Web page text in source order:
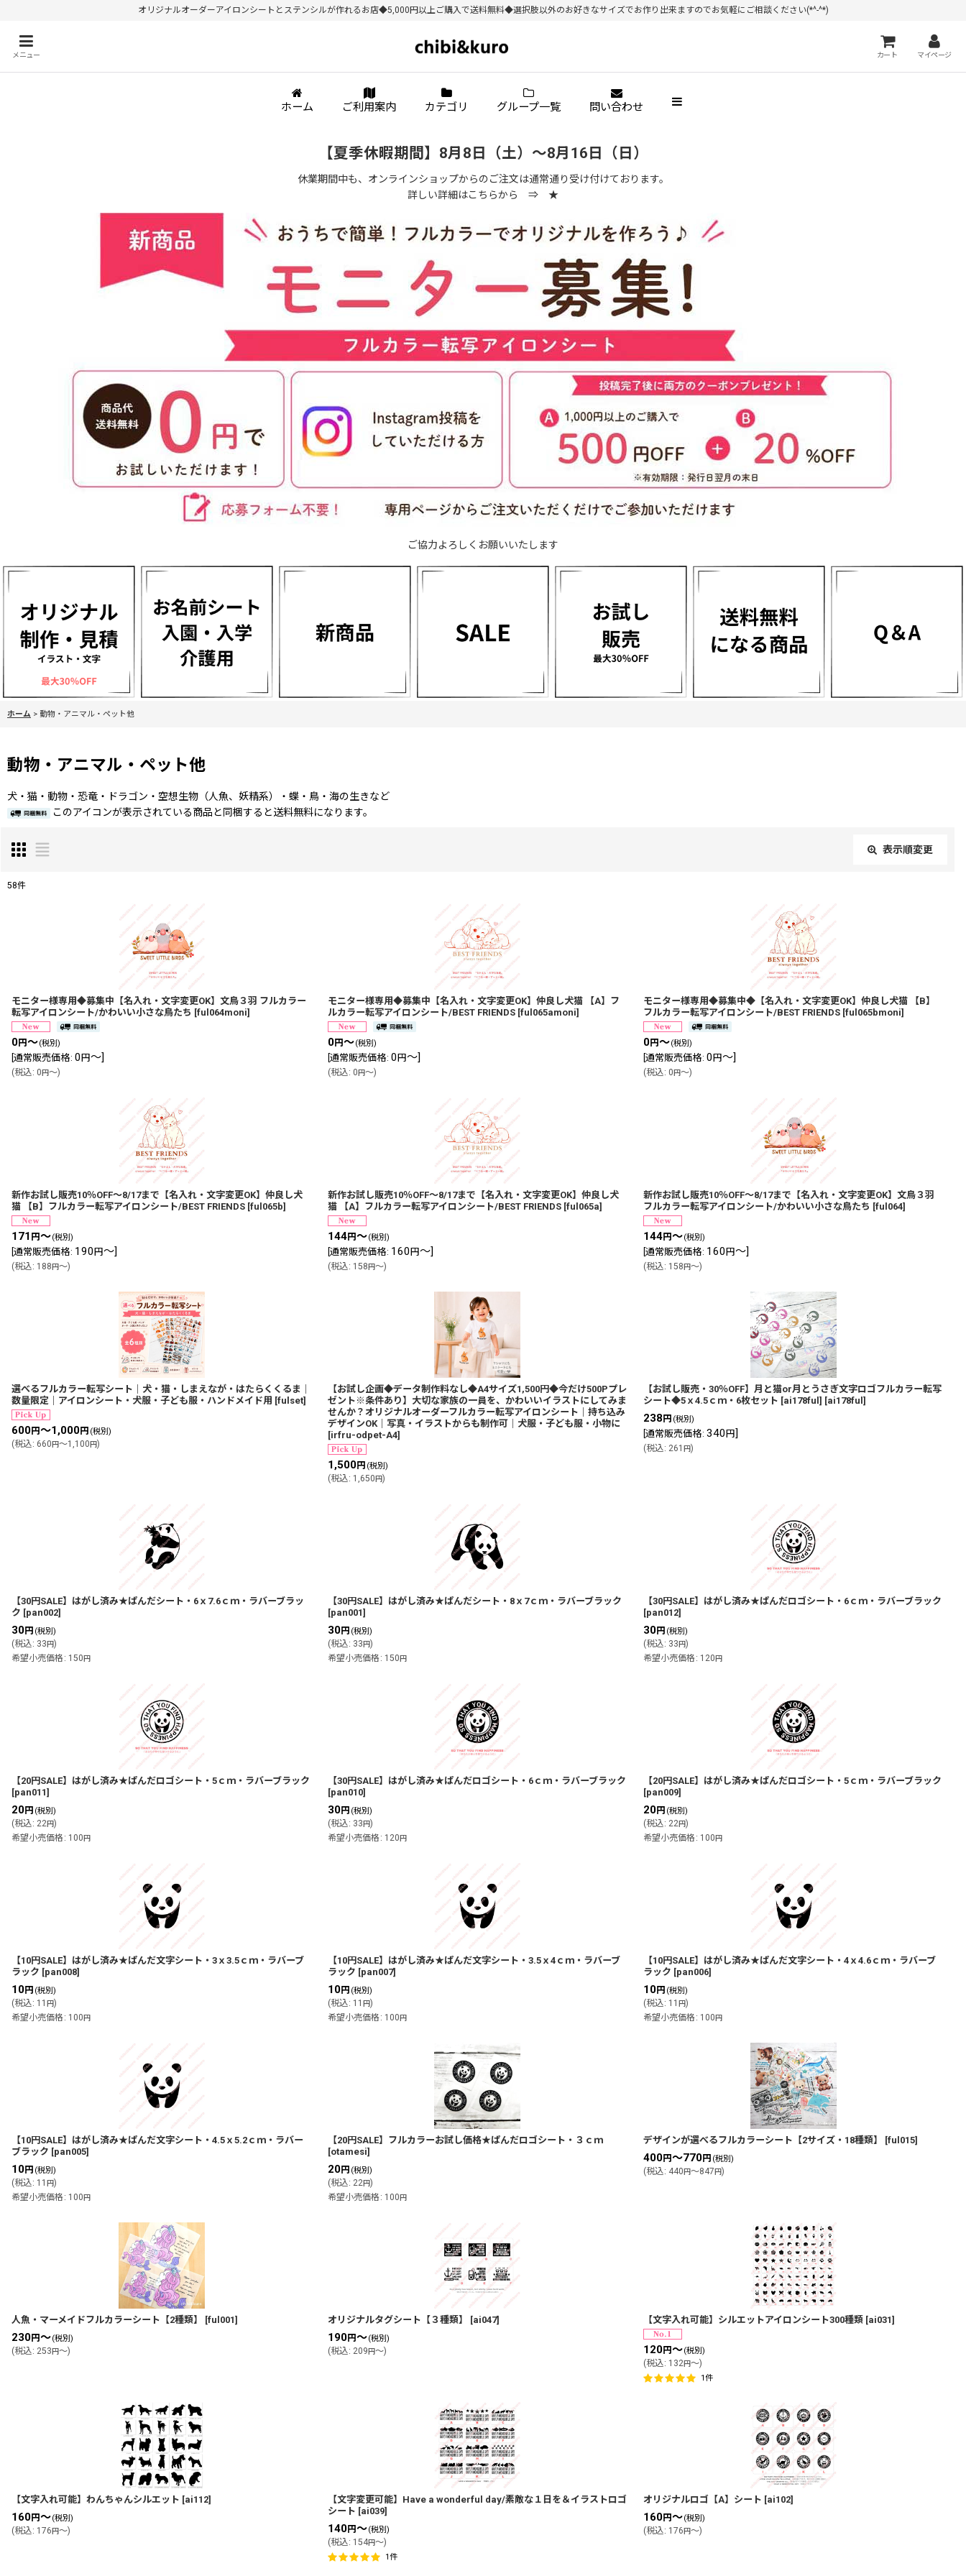
オリジナルオーダーアイロンシートとステンシルが作れるお店◆5,000円以上ご購入で送料無料◆選択肢以外のお好きなサイズでお作り出来ますのでお気軽にご相談ください(*^-^*)
メニュー カート マイページ
ホーム ご利用案内 カテゴリ グループ一覧 問い合わせ
【夏季休暇期間】8月8日（土）～8月16日（日）
休業期間中も、オンラインショップからのご注文は通常通り受け付けております。
詳しい詳細はこちらから ⇒ ★
ご協力よろしくお願いいたします
ホーム > 動物・アニマル・ペット他
動物・アニマル・ペット他
犬・猫・動物・恐竜・ドラゴン・空想生物（人魚、妖精系）・蝶・鳥・海の生きなど
このアイコンが表示されている商品と同梱すると送料無料になります。
表示順変更
絞り込む
58件
モニター様専用◆募集中【名入れ・文字変更OK】文鳥３羽 フルカラー
転写アイロンシート/かわいい小さな鳥たち [ful064moni]
0円～(税別)
通常販売価格: 0 円～]
(税込: 0 円～)
モニター様専用◆募集中【名入れ・文字変更OK】仲良し犬猫 【A】フ
ルカラー転写アイロンシート/BEST FRIENDS [ful065amoni]
0円～(税別)
通常販売価格: 0 円～]
(税込: 0 円～)
モニター様専用◆募集中◆【名入れ・文字変更OK】仲良し犬猫 【B】
フルカラー転写アイロンシート/BEST FRIENDS [ful065bmoni]
0円～(税別)
[通常販売価格: 0円～]
(税込: 0円～)
新作お試し販売10％OFF〜8/17まで【名入れ・文字変更OK】仲良し犬
猫 【B】フルカラー転写アイロンシート/BEST FRIENDS [ful065b]
171 円～(税別)
通常販売価格: 190 円～]
(税込: 188 円～)
新作お試し販売10％OFF〜8/17まで【名入れ・文字変更OK】仲良し犬
猫 【A】フルカラー転写アイロンシート/BEST FRIENDS [ful065a]
144円～(税別)
通常販売価格: 160 円～]
(税込: 158 円～)
新作お試し販売10％OFF〜8/17まで【名入れ・文字変更OK】文鳥３羽
フルカラー転写アイロンシート/かわいい小さな鳥たち [ful064]
144円～(税別)
[通常販売価格: 160円～]
(税込: 158円～)
選べるフルカラー転写シート｜犬・猫・しまえなが・はたらくくるま｜
数量限定｜アイロンシート・犬服・子ども服・ハンドメイド用 [fulset]
600円～1,000円 (税別)
(税込: 660 円～1,100 円)
【お試し企画◆データ制作料なし◆A4サイズ1,500円◆今だけ500Pプレ
ゼント※条件あり】大切な家族の一員を、かわいいイラストにしてみま
せんか？オリジナルオーダーフルカラー転写アイロンシート｜持ち込み
デザインOK｜写真・イラストからも制作可｜犬服・子ども服・小物に
[irfru-odpet-A4]
1,500円 (税別)
(税込: 1,650 円)
【お試し販売・30％OFF】月と猫or月とうさぎ文字ロゴフルカラー転写
シート◆5ｘ4.5ｃｍ・6枚セット [ai178ful] [ai178ful]
238 円 (税別)
[通常販売価格: 340円]
(税込: 261円)
【30円SALE】はがし済み★ぱんだシート・6ｘ7.6ｃｍ・ラバーブラッ
ク [pan002]
30円 (税別)
(税込: 33 円)
希望小売価格 : 150 円
【30円SALE】はがし済み★ぱんだシート・8ｘ7ｃｍ・ラバーブラック
[pan001]
30円 (税別)
(税込: 33 円)
希望小売価格 : 150 円
【30円SALE】はがし済み★ぱんだロゴシート・6ｃｍ・ラバーブラック
[pan012]
30円 (税別)
(税込: 33円)
希望小売価格 : 120円
【20円SALE】はがし済み★ぱんだロゴシート・5ｃｍ・ラバーブラック
[pan011]
20円 (税別)
(税込: 22円)
希望小売価格 : 100 円
【30円SALE】はがし済み★ぱんだロゴシート・6ｃｍ・ラバーブラック
[pan010]
30円 (税別)
(税込: 33 円)
希望小売価格 : 120 円
【20円SALE】はがし済み★ぱんだロゴシート・5ｃｍ・ラバーブラック
[pan009]
20円 (税別)
(税込: 22円)
希望小売価格 : 100円
【10円SALE】はがし済み★ぱんだ文字シート・3ｘ3.5ｃｍ・ラバーブ
ラック [pan008]
10円 (税別)
(税込: 11 円)
希望小売価格 : 100 円
【10円SALE】はがし済み★ぱんだ文字シート・3.5ｘ4ｃｍ・ラバーブ
ラック [pan007]
10円 (税別)
(税込: 11 円)
希望小売価格 : 100 円
【10円SALE】はがし済み★ぱんだ文字シート・4ｘ4.6ｃｍ・ラバーブ
ラック [pan006]
10円 (税別)
(税込: 11円)
希望小売価格 : 100円
【10円SALE】はがし済み★ぱんだ文字シート・4.5ｘ5.2ｃｍ・ラバー
ブラック [pan005]
10円 (税別)
(税込: 11 円)
希望小売価格 : 100 円
【20円SALE】フルカラーお試し価格★ぱんだロゴシート・３ｃｍ
[otamesi]
20円 (税別)
(税込: 22円)
希望小売価格 : 100 円
デザインが選べるフルカラーシート【2サイズ・18種類】 [ful015]
400円～770円 (税別)
(税込: 440円～847円)
人魚・マーメイドフルカラーシート【2種類】 [ful001]
230円～(税別)
(税込: 253 円～)
オリジナルタグシート【３種類】 [ai047]
190円～(税別)
(税込: 209 円～)
【文字入れ可能】シルエットアイロンシート300種類 [ai031]
120円～(税別)
(税込: 132円～)
1件
【文字入れ可能】わんちゃんシルエット [ai112]
160円～(税別)
(税込: 176 円～)
【文字変更可能】Have a wonderful day/素敵な１日を＆イラストロゴ
シート [ai039]
140円～(税別)
(税込: 154円～)
1件
オリジナルロゴ【A】シート [ai102]
160円～(税別)
(税込: 176円～)